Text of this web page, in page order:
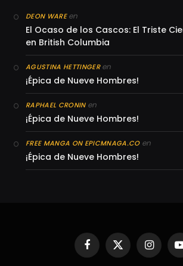
DEON WAREen
El Ocaso de los Cascos: El Triste
en British Columbia
AGUSTINA HETTINGERen
¡Épica de Nueve Hombres!
RAPHAEL CRONINen
¡Épica de Nueve Hombres!
FREE MANGA ON EPICMNAGA.COen
¡Épica de Nueve Hombres!
Facebook
X
(Twitter)